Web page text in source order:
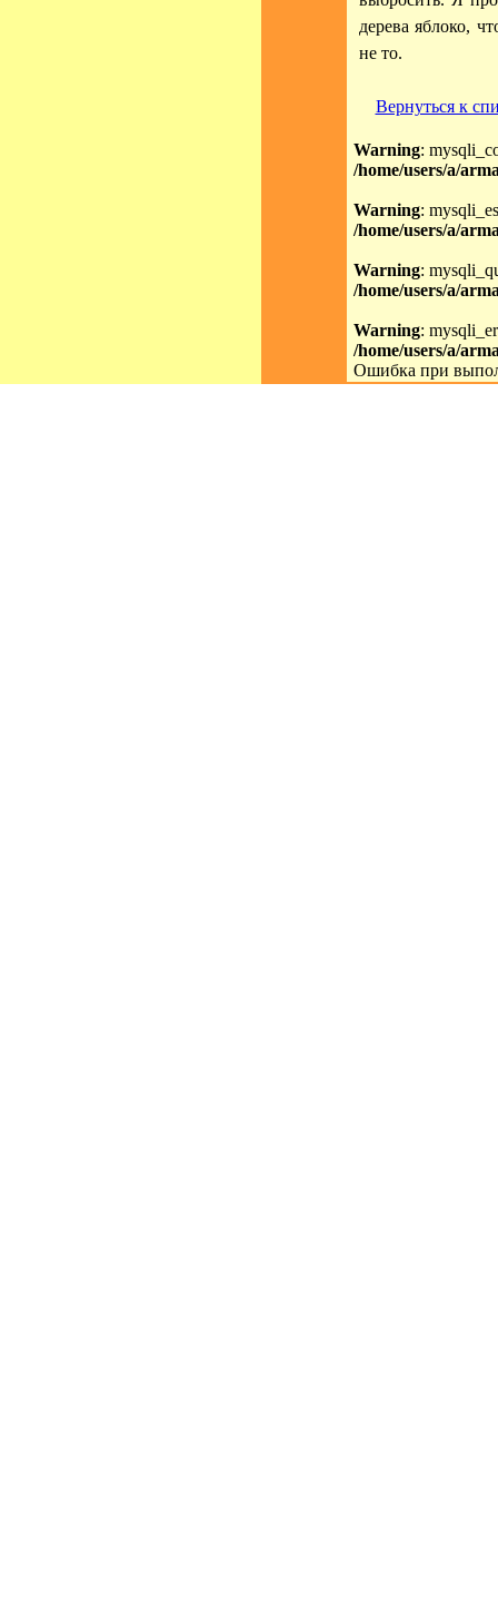
дерева яблоко,
не то.
Вернуться к
Warning:
/home/users/a/
Warning:
/home/users/a/
Warning:
/home/users/a/
Warning:
/home/users/a/
Ошибка при